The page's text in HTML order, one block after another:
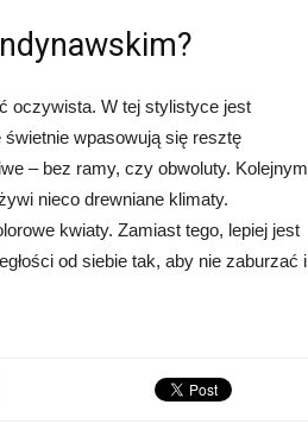
oczywista. W tej stylistyce jest
wpasowują się resztę
– bez ramy, czy obwoluty. Kolejnym
nieco drewniane klimaty.
kwiaty. Zamiast tego, lepiej jest
od siebie tak, aby nie zaburzać i